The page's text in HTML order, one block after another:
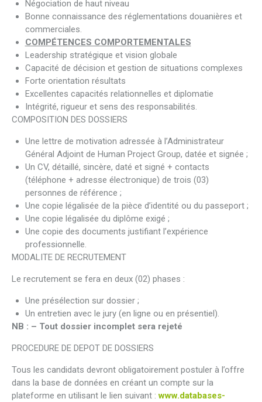
Négociation de haut niveau
Bonne connaissance des réglementations douanières et
commerciales.
COMPÉTENCES COMPORTEMENTALES
Leadership stratégique et vision globale
Capacité de décision et gestion de situations complexes
Forte orientation résultats
Excellentes capacités relationnelles et diplomatie
Intégrité, rigueur et sens des responsabilités.
COMPOSITION DES DOSSIERS
Une lettre de motivation adressée à l’Administrateur
Général Adjoint de Human Project Group, datée et signée ;
Un CV, détaillé, sincère, daté et signé + contacts
(téléphone + adresse électronique) de trois (03)
personnes de référence ;
Une copie légalisée de la pièce d’identité ou du passeport ;
Une copie légalisée du diplôme exigé ;
Une copie des documents justifiant l’expérience
professionnelle.
MODALITE DE RECRUTEMENT
Le recrutement se fera en deux (02) phases :
Une présélection sur dossier ;
Un entretien avec le jury (en ligne ou en présentiel).
NB : – Tout dossier incomplet sera rejeté
PROCEDURE DE DEPOT DE DOSSIERS
Tous les candidats devront obligatoirement postuler à l’offre
dans la base de données en créant un compte sur la
plateforme en utilisant le lien suivant :www.databases-